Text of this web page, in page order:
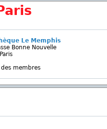
Le Memphis
Bonne Nouvelle
membres